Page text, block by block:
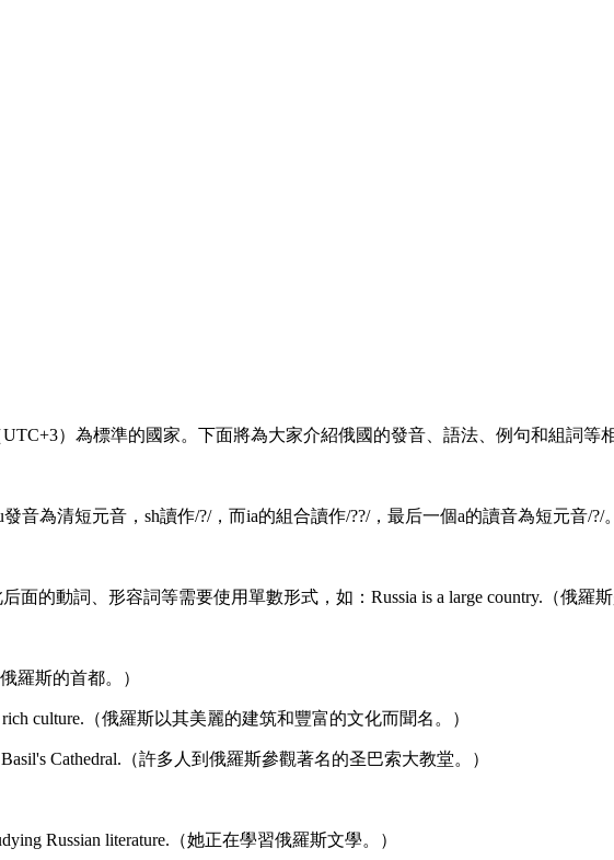
）為標準的國家。下面將為大家介紹俄國的發音、語法、例句和組詞等
音為清短元音，sh讀作/?/，而ia的組合讀作/??/，最后一個a的讀音為短元音/
面的動詞、形容詞等需要使用單數形式，如：Russia is a large country.（俄羅
羅斯的首都。）
rich culture.（俄羅斯以其美麗的建筑和豐富的文化而聞名。）
Basil's Cathedral.（許多人到俄羅斯參觀著名的圣巴索大教堂。）
Russian literature.（她正在學習俄羅斯文學。）